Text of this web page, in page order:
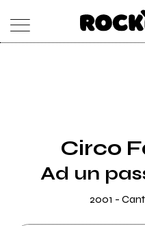
SHOP
RADIO
Circo
Ad un
2001 -